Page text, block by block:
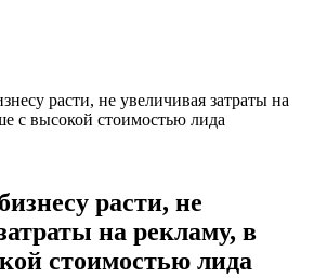
расти, не увеличивая затраты на
с высокой стоимостью лида
расти, не
на рекламу, в
стоимостью лида